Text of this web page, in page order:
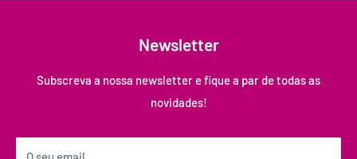
Newsletter
Subscreva a nossa newsletter e fique a par de todas as
novidades!